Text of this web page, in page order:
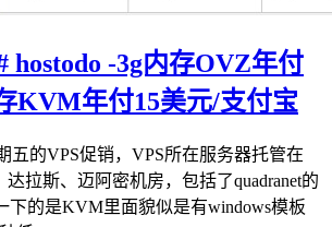
hostodo -3g内存OVZ年付
KVM年付15美元/支付宝
五的VPS促销，VPS所在服务器托管在
达拉斯、迈阿密机房，包括了quadranet的
下的是KVM里面貌似是有windows模板